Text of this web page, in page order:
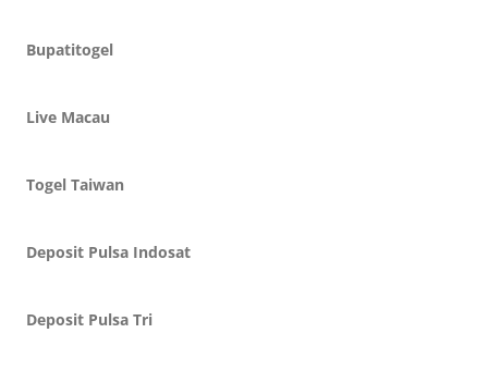
Bupatitogel
Live Macau
Togel Taiwan
Deposit Pulsa Indosat
Deposit Pulsa Tri